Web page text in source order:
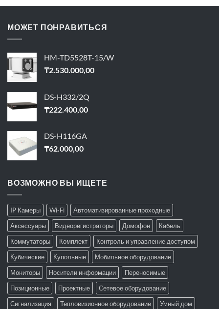
МОЖЕТ ПОНРАВИТЬСЯ
HM-TD5528T-15/W
₸2.530.000,00
DS-H332/2Q
₸222.400,00
DS-H116GA
₸62.000,00
ВОЗМОЖНО ВЫ ИЩЕТЕ
IP Камеры Wi-Fi
Автоматизированные проходные
Аксессуары
Видеорегистраторы Домофон
Кабель
Коммутаторы
Комплект
Контроль и управление доступом
Кубические
Купольные
Мобильное оборудование
Мониторы
Носители информации
Переносимые
Позиционные
Проектные
Сетевое оборудование
Сигнализация
Тепловизионное оборудование Умный дом